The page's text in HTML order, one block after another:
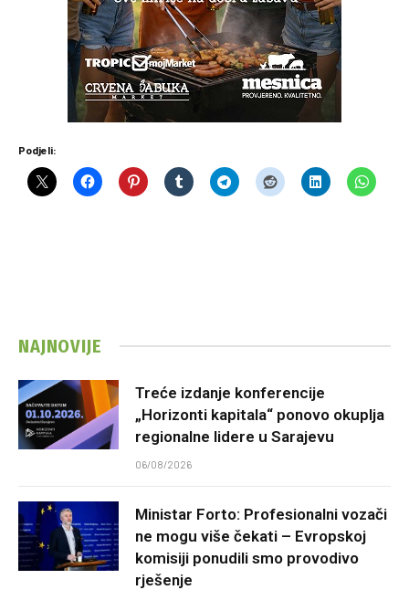
Podjeli:
NAJNOVIJE
Treće izdanje konferencije
„Horizonti kapitala“ ponovo okuplja
regionalne lidere u Sarajevu
06/08/2026
Ministar Forto: Profesionalni vozači
ne mogu više čekati – Evropskoj
komisiji ponudili smo provodivo
rješenje